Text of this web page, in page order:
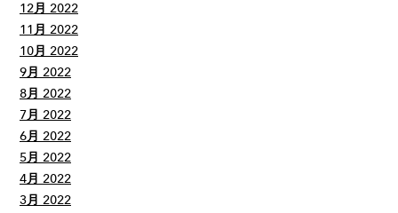
12月 2022
11月 2022
10月 2022
9月 2022
8月 2022
7月 2022
6月 2022
5月 2022
4月 2022
3月 2022